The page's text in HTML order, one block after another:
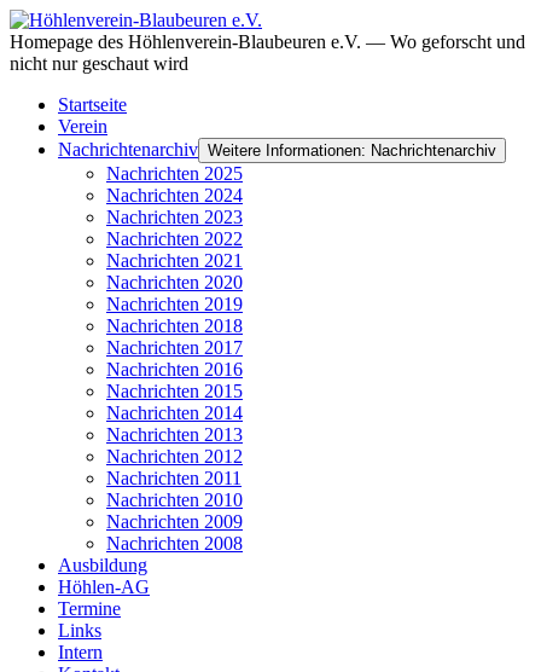
Homepage des Höhlenverein-Blaubeuren e.V. — Wo geforscht und
nicht nur geschaut wird
Startseite
Verein
Nachrichtenarchiv Weitere Informationen: Nachrichtenarchiv
Nachrichten 2025
Nachrichten 2024
Nachrichten 2023
Nachrichten 2022
Nachrichten 2021
Nachrichten 2020
Nachrichten 2019
Nachrichten 2018
Nachrichten 2017
Nachrichten 2016
Nachrichten 2015
Nachrichten 2014
Nachrichten 2013
Nachrichten 2012
Nachrichten 2011
Nachrichten 2010
Nachrichten 2009
Nachrichten 2008
Ausbildung
Höhlen-AG
Termine
Links
Intern